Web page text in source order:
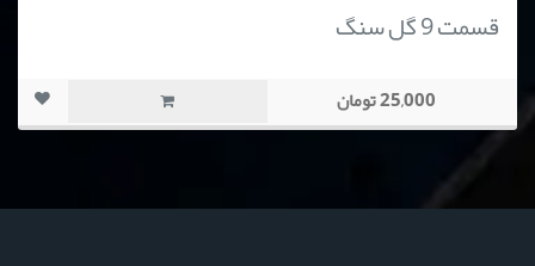
قسمت 9 گل سنگ
25,000 تومان